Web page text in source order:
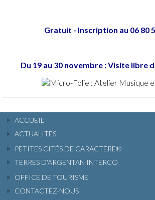
Gratuit - Inscription au 06 80
Du 19 au 30 novembre : Visite libre
ACCUEIL
ACTUALITÉS
PETITES CITÉS DE CARACTÈRE®
TERRES D'ARGENTAN INTERCO
OFFICE DE TOURISME
CONTACTEZ-NOUS